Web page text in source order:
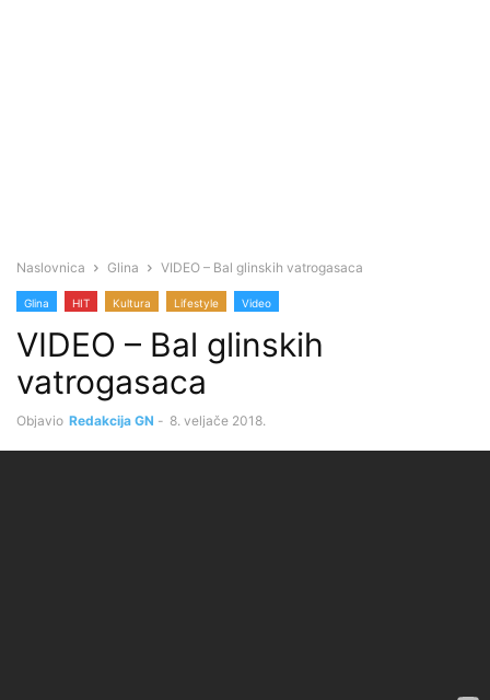
Naslovnica Glina VIDEO – Bal glinskih vatrogasaca
Glina HIT Kultura Lifestyle Video
VIDEO – Bal glinskih
vatrogasaca
Objavio Redakcija GN - 8. veljače 2018.